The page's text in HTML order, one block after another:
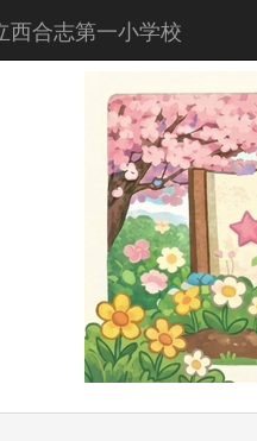
西合志第一小学校